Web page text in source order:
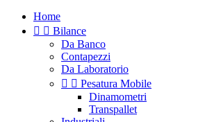
Home
  Bilance
Da Banco
Contapezzi
Da Laboratorio
  Pesatura Mobile
Dinamometri
Transpallet